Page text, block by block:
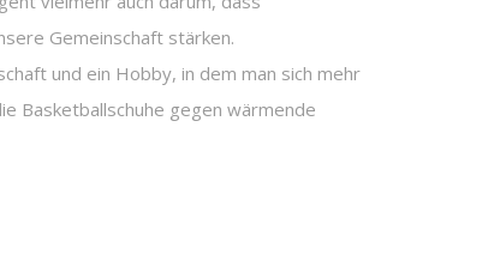
Gemeinschaft stärken.
und ein Hobby, in dem man sich mehr
Basketballschuhe gegen wärmende